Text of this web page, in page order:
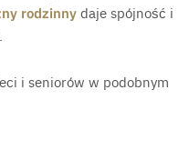
rodzinnydaje spójność i
i seniorów w podobnym